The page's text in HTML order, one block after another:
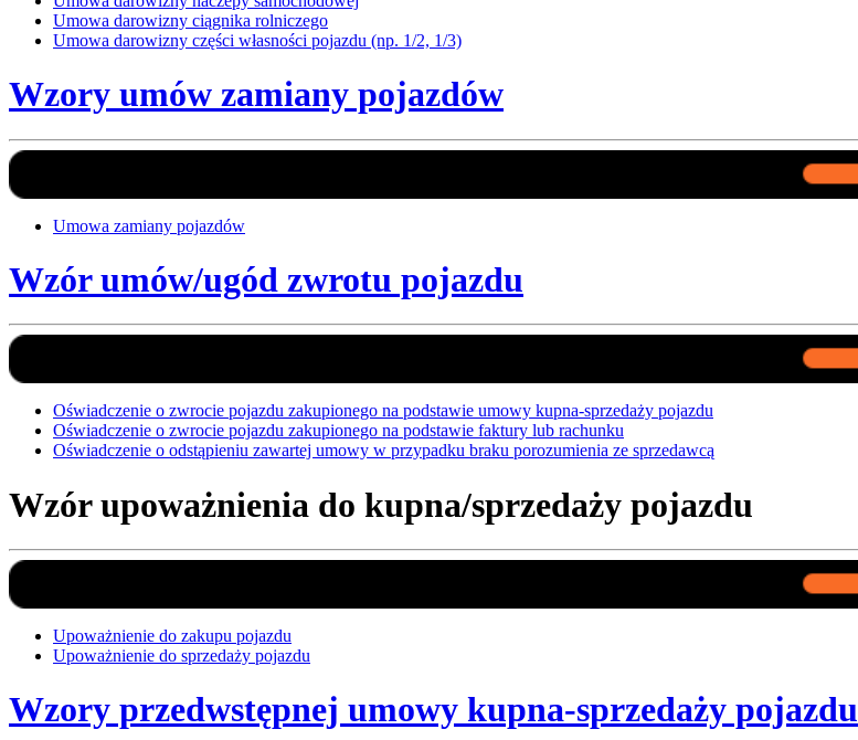
Umowa darowizny ciągnika rolniczego
Umowa darowizny części własności pojazdu (np. 1/2, 1/3)
Wzory umów zamiany pojazdów
Umowa zamiany pojazdów
Wzór umów/ugód zwrotu pojazdu
Oświadczenie o zwrocie pojazdu zakupionego na podstawie umowy kupna-sprzedaży pojazdu
Oświadczenie o zwrocie pojazdu zakupionego na podstawie faktury lub rachunku
Oświadczenie o odstąpieniu zawartej umowy w przypadku braku porozumienia ze sprzedawcą
Wzór upoważnienia do kupna/sprzedaży pojazdu
Upoważnienie do zakupu pojazdu
Upoważnienie do sprzedaży pojazdu
Wzory przedwstępnej umowy kupna-sprzedaży pojazdu